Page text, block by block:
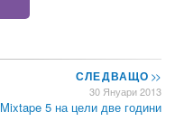
СЛЕДВАЩО>>
30 Януари 2013
Mixtape 5 на цели две години